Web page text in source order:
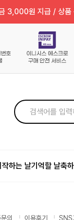
3,000원 지급 / 상
작하는 날기억할 날축
의 이용후기 SNS